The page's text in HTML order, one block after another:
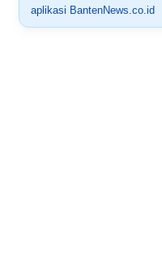
aplikasi BantenNews.co.id